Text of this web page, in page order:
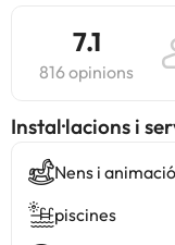
7.1
816 opinions
Instal·lacions i
Nens i animació
piscines